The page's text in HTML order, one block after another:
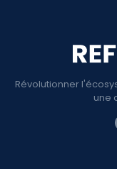
Révolutionner
une